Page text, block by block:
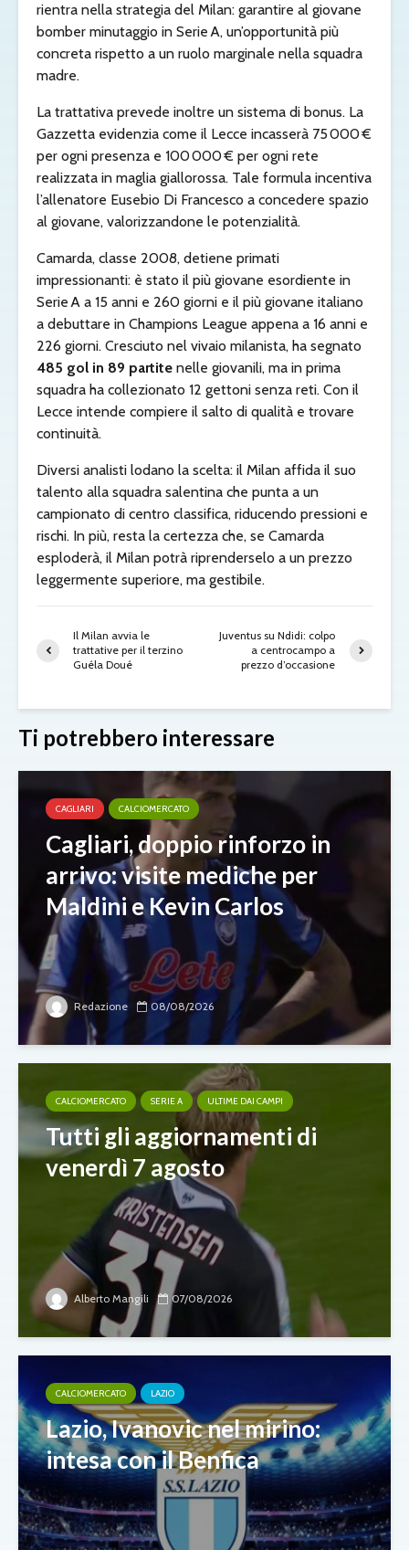
rientra nella strategia del Milan: garantire al giovane
bomber minutaggio in Serie A, un’opportunità più
concreta rispetto a un ruolo marginale nella squadra
madre.
La trattativa prevede inoltre un sistema di bonus. La
Gazzetta evidenzia come il Lecce incasserà 75 000 €
per ogni presenza e 100 000 € per ogni rete
realizzata in maglia giallorossa. Tale formula incentiva
l’allenatore Eusebio Di Francesco a concedere spazio
al giovane, valorizzandone le potenzialità.
Camarda, classe 2008, detiene primati
impressionanti: è stato il più giovane esordiente in
Serie A a 15 anni e 260 giorni e il più giovane italiano
a debuttare in Champions League appena a 16 anni e
226 giorni. Cresciuto nel vivaio milanista, ha segnato
485 gol in 89 partite nelle giovanili, ma in prima
squadra ha collezionato 12 gettoni senza reti. Con il
Lecce intende compiere il salto di qualità e trovare
continuità.
Diversi analisti lodano la scelta: il Milan affida il suo
talento alla squadra salentina che punta a un
campionato di centro classifica, riducendo pressioni e
rischi. In più, resta la certezza che, se Camarda
esploderà, il Milan potrà riprenderselo a un prezzo
leggermente superiore, ma gestibile.
Il Milan avvia le
trattative per il terzino
Guéla Doué
Juventus su Ndidi: colpo
a centrocampo a
prezzo d’occasione
Ti potrebbero interessare
CAGLIARI CALCIOMERCATO
Cagliari, doppio rinforzo in
arrivo: visite mediche per
Maldini e Kevin Carlos
Redazione 08/08/2026
CALCIOMERCATO SERIE A ULTIME DAI CAMPI
Tutti gli aggiornamenti di
venerdì 7 agosto
Alberto Mangili 07/08/2026
CALCIOMERCATO LAZIO
Lazio, Ivanovic nel mirino:
intesa con il Benfica